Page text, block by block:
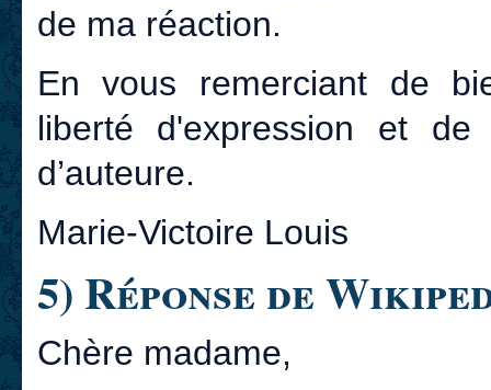
de ma réaction.
En vous remerciant de
liberté d'expression et
d’auteure.
Marie-Victoire Louis
5) Réponse de
Chère madame,